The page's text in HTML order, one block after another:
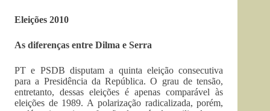
Eleições 2010
As diferenças entre Dilma e Serra
PT e PSDB disputam a quinta eleição consecutiva
para a Presidência da República. O grau de tensão,
entretanto, dessas eleições é apenas comparável às
eleições de 1989. A polarização radicalizada, porém,